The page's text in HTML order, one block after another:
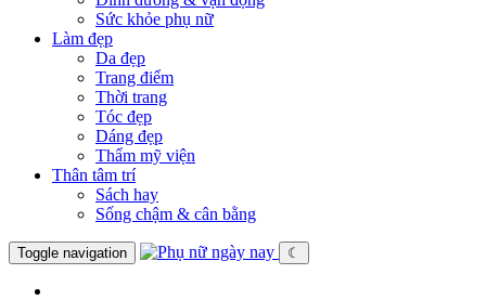
Sức khỏe phụ nữ
Làm đẹp
Da đẹp
Trang điểm
Thời trang
Tóc đẹp
Dáng đẹp
Thẩm mỹ viện
Thân tâm trí
Sách hay
Sống chậm & cân bằng
Toggle navigation ☾